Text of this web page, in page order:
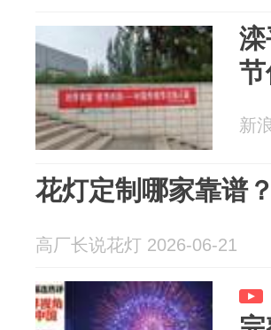
新
花灯定制哪家靠谱
高厂长说花灯 2026-06-21